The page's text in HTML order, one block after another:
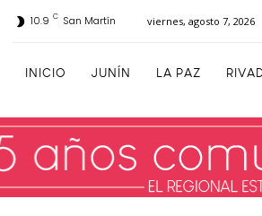
10.9 C San Martín viernes, agosto 7, 2026
INICIO JUNÍN LA PAZ